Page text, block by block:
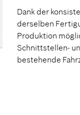
Dank der
derselben
Produktion
Schnittstellen-
bestehende